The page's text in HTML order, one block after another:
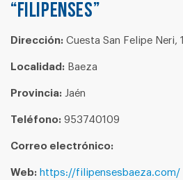
“FILIPENSES”
Dirección: Cuesta San Felipe Neri, 1
Localidad: Baeza
Provincia: Jaén
Teléfono: 953740109
Correo electrónico:
Web: https://filipensesbaeza.com/